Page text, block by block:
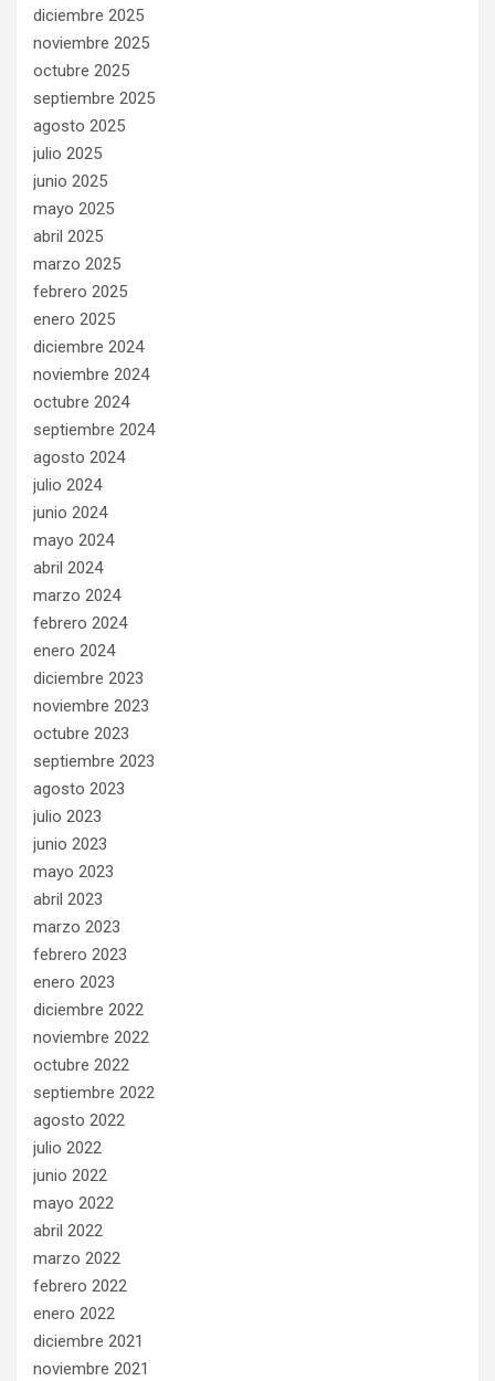
diciembre 2025
noviembre 2025
octubre 2025
septiembre 2025
agosto 2025
julio 2025
junio 2025
mayo 2025
abril 2025
marzo 2025
febrero 2025
enero 2025
diciembre 2024
noviembre 2024
octubre 2024
septiembre 2024
agosto 2024
julio 2024
junio 2024
mayo 2024
abril 2024
marzo 2024
febrero 2024
enero 2024
diciembre 2023
noviembre 2023
octubre 2023
septiembre 2023
agosto 2023
julio 2023
junio 2023
mayo 2023
abril 2023
marzo 2023
febrero 2023
enero 2023
diciembre 2022
noviembre 2022
octubre 2022
septiembre 2022
agosto 2022
julio 2022
junio 2022
mayo 2022
abril 2022
marzo 2022
febrero 2022
enero 2022
diciembre 2021
noviembre 2021